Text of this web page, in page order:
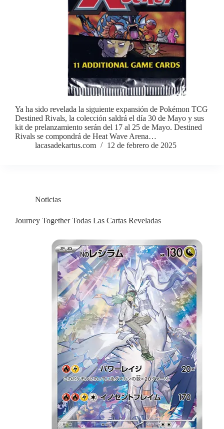
Ya ha sido revelada la siguiente expansión de Pokémon TCG
Destined Rivals, la colección saldrá el día 30 de Mayo y sus
kit de prelanzamiento serán del 17 al 25 de Mayo. Destined
Rivals se compondrá de Heat Wave Arena…
lacasadekartus.com
12 de febrero de 2025
Noticias
Journey Together Todas Las Cartas Reveladas